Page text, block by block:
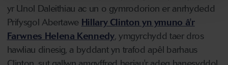
yr Unol Daleithiau ac un o gymrodorion er anrhydedd
Prifysgol Abertawe Hillary Clinton yn ymuno â'r
Farwnes Helena Kennedy, ymgyrchydd taer dros
hawliau dinesig, a byddant yn trafod apêl barhaus